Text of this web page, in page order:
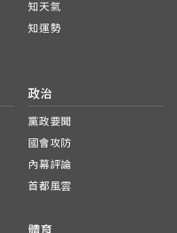
知天氣
知運勢
政治
黨政要聞
國會攻防
內幕評論
首都風雲